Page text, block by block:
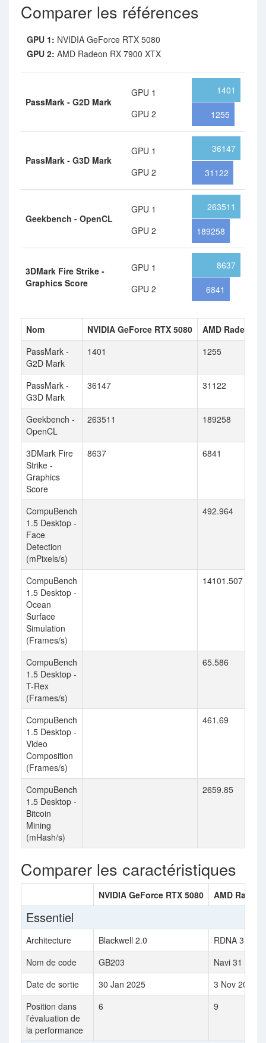
Comparer les références
GPU 1: NVIDIA GeForce RTX 5080
GPU 2: AMD Radeon RX 7900 XTX
PassMark - G2D Mark
GPU 1
GPU 2
1401
1255
PassMark - G3D Mark
GPU 1
GPU 2
36147
31122
Geekbench - OpenCL
GPU 1
GPU 2
263511
189258
3DMark Fire Strike -
Graphics Score
GPU 1
GPU 2
8637
6841
Nom NVIDIA GeForce RTX 5080
AMD Radeon
PassMark -
G2D Mark
1401 1255
PassMark -
G3D Mark
36147 31122
Geekbench -
OpenCL
263511 189258
3DMark Fire
Strike -
Graphics
Score
8637 6841
CompuBench
1.5 Desktop -
Face
Detection
(mPixels/s)
492.964
CompuBench
1.5 Desktop -
Ocean
Surface
Simulation
(Frames/s)
14101.507
CompuBench
1.5 Desktop -
T-Rex
(Frames/s)
65.586
CompuBench
1.5 Desktop -
Video
Composition
(Frames/s)
461.69
CompuBench
1.5 Desktop -
Bitcoin
Mining
(mHash/s)
2659.85
Comparer les caractéristiques
NVIDIA GeForce RTX 5080 AMD
Essentiel
Architecture Blackwell 2.0
RDNA 3.0
Nom de code
GB203
Navi 31
Date de sortie
30 Jan 2025
3 Nov 2022
Position dans
l’évaluation de
la performance
6 9